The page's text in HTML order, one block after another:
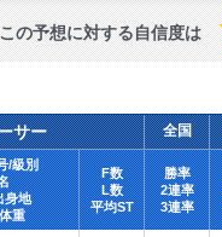
の予想に対する自信度は
サー 全国
/級別
身地
重
F数
L数
平均ST
勝率
2連率
3連率